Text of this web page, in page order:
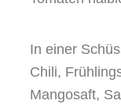
In einer
Chili,
Mangosaft,